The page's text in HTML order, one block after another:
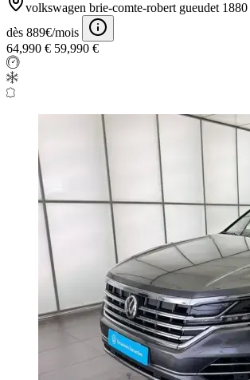
volkswagen brie-comte-robert gueudet 1880
dès 889€/mois
64,990 € 59,990 €